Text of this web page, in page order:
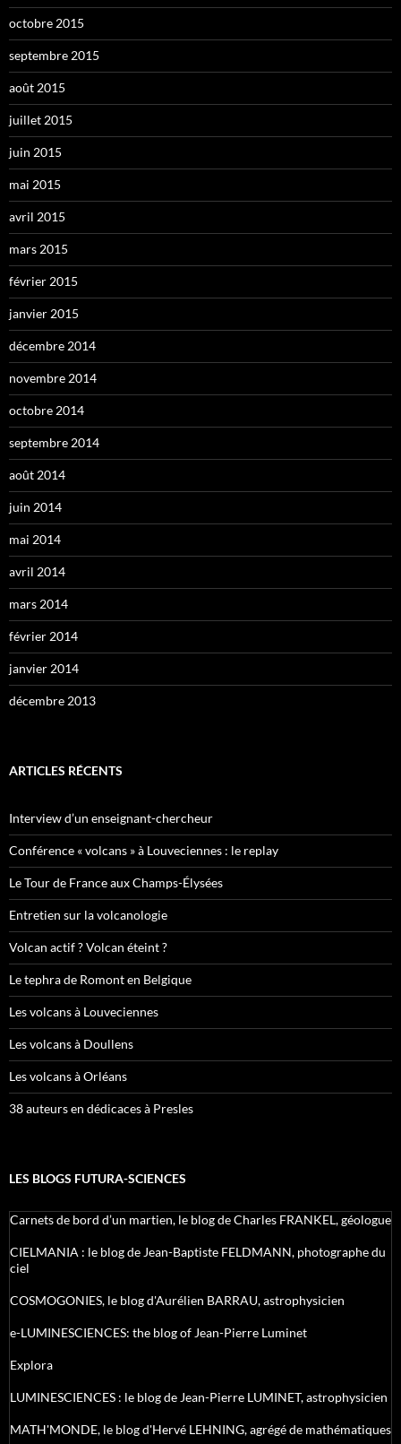
octobre 2015
septembre 2015
août 2015
juillet 2015
juin 2015
mai 2015
avril 2015
mars 2015
février 2015
janvier 2015
décembre 2014
novembre 2014
octobre 2014
septembre 2014
août 2014
juin 2014
mai 2014
avril 2014
mars 2014
février 2014
janvier 2014
décembre 2013
ARTICLES RÉCENTS
Interview d’un enseignant-chercheur
Conférence « volcans » à Louveciennes : le replay
Le Tour de France aux Champs-Élysées
Entretien sur la volcanologie
Volcan actif ? Volcan éteint ?
Le tephra de Romont en Belgique
Les volcans à Louveciennes
Les volcans à Doullens
Les volcans à Orléans
38 auteurs en dédicaces à Presles
LES BLOGS FUTURA-SCIENCES
Carnets de bord d’un martien, le blog de Charles FRANKEL, géologue
CIELMANIA : le blog de Jean-Baptiste FELDMANN, photographe du
ciel
COSMOGONIES, le blog d'Aurélien BARRAU, astrophysicien
e-LUMINESCIENCES: the blog of Jean-Pierre Luminet
Explora
LUMINESCIENCES : le blog de Jean-Pierre LUMINET, astrophysicien
MATH'MONDE, le blog d'Hervé LEHNING, agrégé de mathématiques